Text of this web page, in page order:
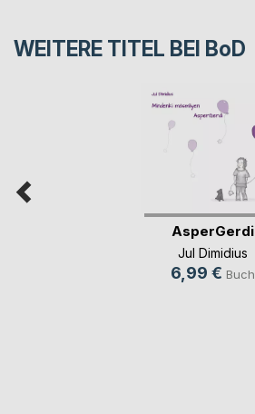
WEITERE TITEL BEI BoD
AsperGerdi
Jul Dimidius
6,99 € Buch